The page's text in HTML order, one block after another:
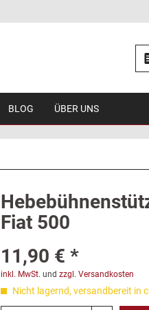
BLOG ÜBER UNS
Fiat 500
11,90 € *
inkl. MwSt. und zzgl. Versandkosten
Nicht lagernd, versandbereit in